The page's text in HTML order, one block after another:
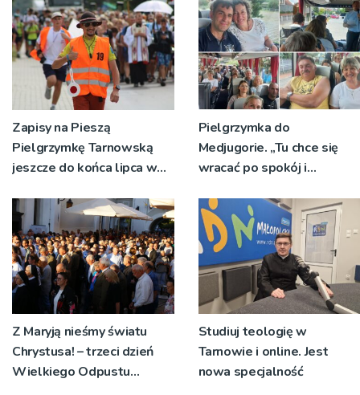
Zapisy na Pieszą
Pielgrzymkę Tarnowską
jeszcze do końca lipca w
Pielgrzymka do
Medjugorie. „Tu chce się
wracać po spokój i
Z Maryją nieśmy światu
Chrystusa! – trzeci dzień
Wielkiego Odpustu
Studiuj teologię w
Tarnowie i online. Jest
nowa specjalność